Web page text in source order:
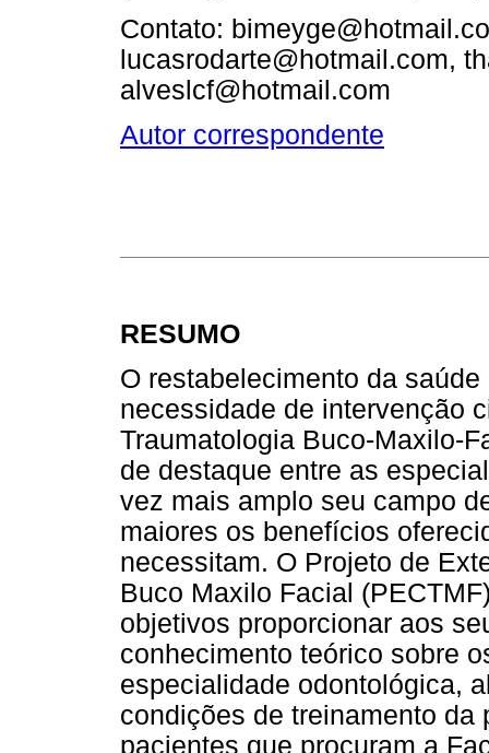
Contato:
lucasrodarte@hotmail.com,
alveslcf@hotmail.com
Autor correspondente
RESUMO
O restabelecimento da
necessidade de intervenção
Traumatologia Buco-Maxilo-
de destaque entre as
vez mais amplo seu campo
maiores os benefícios
necessitam. O Projeto de
Buco Maxilo Facial
objetivos proporcionar aos
conhecimento teórico sobre
especialidade odontológica,
condições de treinamento da
pacientes que procuram a